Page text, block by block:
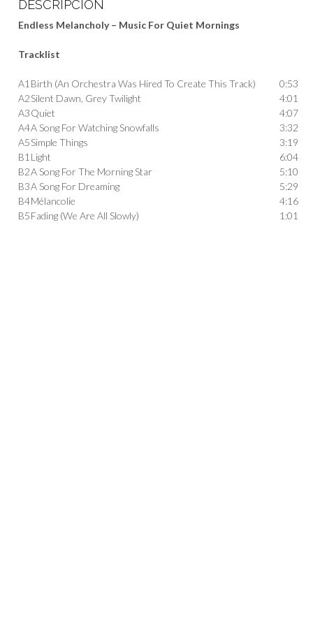
DESCRIPCIÓN
Endless Melancholy – Music For Quiet Mornings
Tracklist
A1 Birth (An Orchestra Was Hired To Create This Track)
0:53
A2Silent Dawn, Grey Twilight
4:01
A3Quiet
4:07
A4A Song For Watching Snowfalls
3:32
A5Simple Things
3:19
B1 Light
6:04
B2A Song For The Morning Star
5:10
B3A Song For Dreaming
5:29
B4Mélancolie
4:16
B5Fading (We Are All Slowly) 1:01